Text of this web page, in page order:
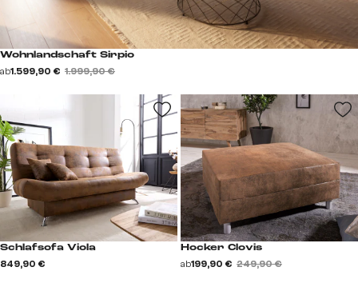
Wohnlandschaft Sirpio
ab1.599,90 € 1.999,90 €
Schlafsofa Viola
849,90 €
Hocker Clovis
ab199,90 € 249,90 €